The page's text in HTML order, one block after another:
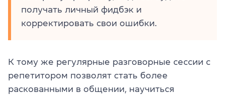
получать личный фидбэк и
корректировать свои ошибки.
К тому же регулярные разговорные сессии с
репетитором позволят стать более
раскованными в общении, научиться